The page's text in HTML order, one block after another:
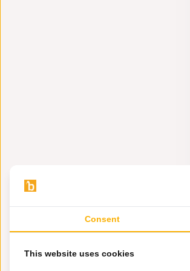
Consent
This website uses cookies